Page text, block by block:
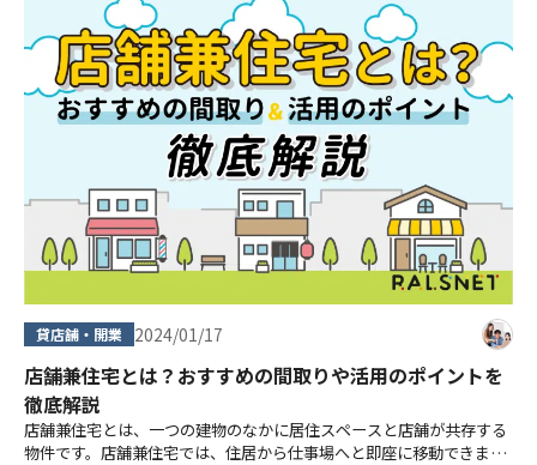
店舗兼住宅とは？おすすめの間取りや活用のポイントを
徹底解説
店舗兼住宅とは、一つの建物のなかに居住スペースと店舗が共存する
物件です。店舗兼住宅では、住居から仕事場へと即座に移動できま
貸店舗・開業 2024/01/17